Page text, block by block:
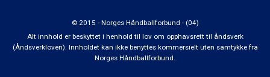
© 2015 - Norges Håndballforbund - (04)
Alt innhold er beskyttet i henhold til lov om opphavsrett til åndsverk
(Åndsverkloven). Innholdet kan ikke benyttes kommersielt uten samtykke fra
Norges Håndballforbund.